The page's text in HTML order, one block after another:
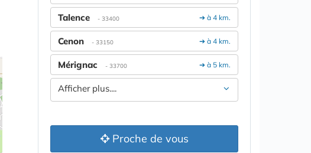
➔ à 4 km.
Talence - 33400
➔ à 4 km.
Cenon - 33150
➔ à 5 km.
Mérignac - 33700
Afficher plus....
Proche de vous